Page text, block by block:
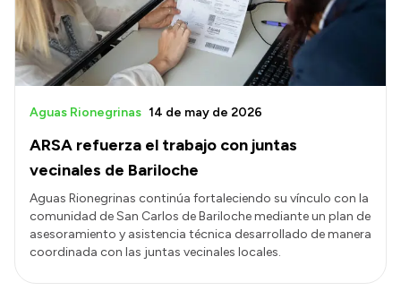
ARSA refuerza el trabajo con juntas
vecinales de Bariloche
Aguas Rionegrinas 14 de may de 2026
Aguas Rionegrinas continúa fortaleciendo su vínculo con la
comunidad de San Carlos de Bariloche mediante un plan de
asesoramiento y asistencia técnica desarrollado de manera
coordinada con las juntas vecinales locales.